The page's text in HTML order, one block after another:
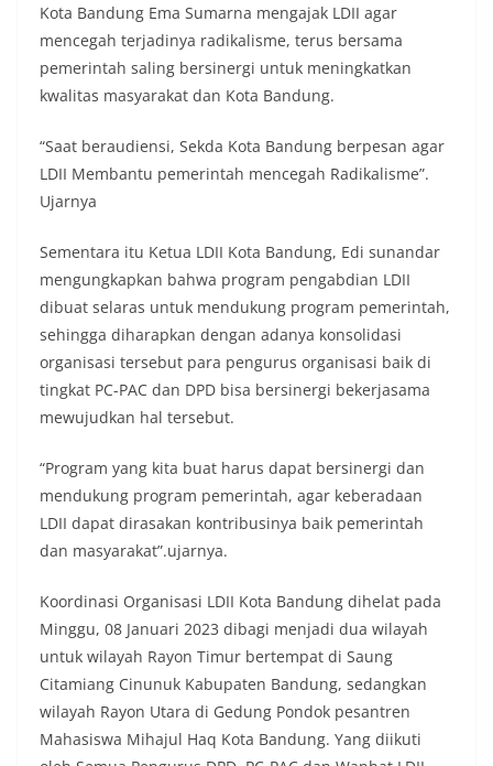
Kota Bandung Ema Sumarna mengajak LDII agar
mencegah terjadinya radikalisme, terus bersama
pemerintah saling bersinergi untuk meningkatkan
kwalitas masyarakat dan Kota Bandung.
“Saat beraudiensi, Sekda Kota Bandung berpesan agar
LDII Membantu pemerintah mencegah Radikalisme”.
Ujarnya
Sementara itu Ketua LDII Kota Bandung, Edi sunandar
mengungkapkan bahwa program pengabdian LDII
dibuat selaras untuk mendukung program pemerintah,
sehingga diharapkan dengan adanya konsolidasi
organisasi tersebut para pengurus organisasi baik di
tingkat PC-PAC dan DPD bisa bersinergi bekerjasama
mewujudkan hal tersebut.
“Program yang kita buat harus dapat bersinergi dan
mendukung program pemerintah, agar keberadaan
LDII dapat dirasakan kontribusinya baik pemerintah
dan masyarakat”.ujarnya.
Koordinasi Organisasi LDII Kota Bandung dihelat pada
Minggu, 08 Januari 2023 dibagi menjadi dua wilayah
untuk wilayah Rayon Timur bertempat di Saung
Citamiang Cinunuk Kabupaten Bandung, sedangkan
wilayah Rayon Utara di Gedung Pondok pesantren
Mahasiswa Mihajul Haq Kota Bandung. Yang diikuti